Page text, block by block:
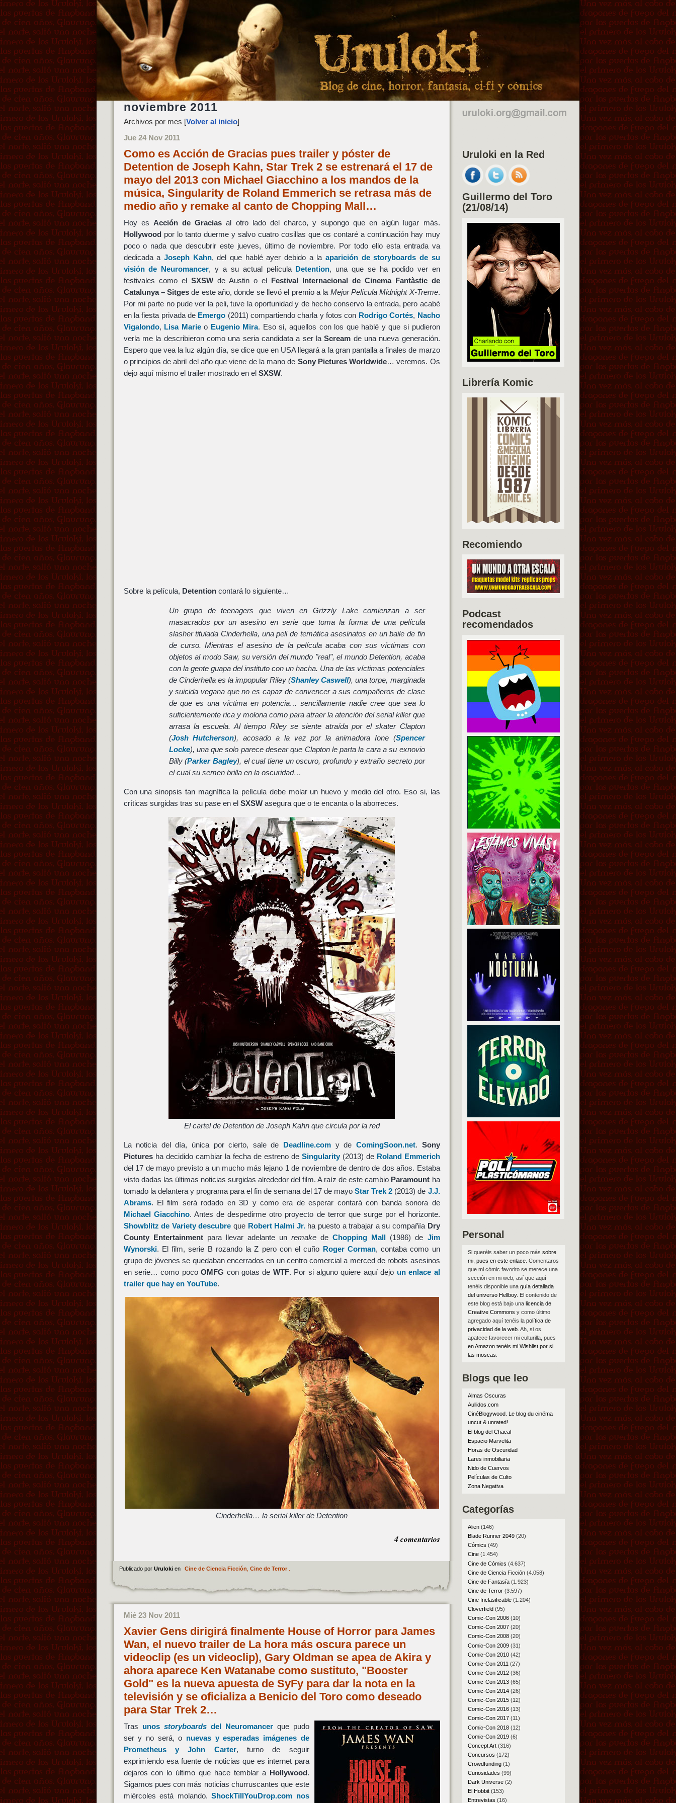
noviembre 2011
Archivos por mes [Volver al inicio]
Jue 24 Nov 2011
Como es Acción de Gracias pues trailer y póster de
Detention de Joseph Kahn, Star Trek 2 se estrenará el 17 de
mayo del 2013 con Michael Giacchino a los mandos de la
música, Singularity de Roland Emmerich se retrasa más de
medio año y remake al canto de Chopping Mall…
Hoy es Acción de Gracias al otro lado del charco, y supongo que en algún lugar más.
Hollywoodpor lo tanto duerme y salvo cuatro cosillas que os contaré a continuación hay muy
poco o nada que descubrir este jueves, último de noviembre. Por todo ello esta entrada va
dedicada a Joseph Kahn, del que hablé ayer debido a la aparición de storyboards de su
visión de Neuromancer, y a su actual película Detention, una que se ha podido ver en
festivales como el SXSWde Austin o el Festival Internacional de Cinema Fantàstic de
Catalunya – Sitges de este año, donde se llevó el premio a la Mejor Película Midnight X-Treme.
Por mi parte no pude ver la peli, tuve la oportunidad y de hecho conservo la entrada, pero acabé
en la fiesta privada de Emergo (2011) compartiendo charla y fotos con Rodrigo Cortés, Nacho
Vigalondo, Lisa Marieo Eugenio Mira. Eso si, aquellos con los que hablé y que si pudieron
verla me la describieron como una seria candidata a ser laScream de una nueva generación.
Espero que vea la luz algún día, se dice que en USA llegará a la gran pantalla a finales de marzo
o principios de abril del año que viene de la mano de Sony Pictures Worldwide… veremos. Os
dejo aquí mismo el trailer mostrado en el SXSW.
Sobre la película, Detentioncontará lo siguiente…
Un grupo de teenagers que viven en Grizzly Lake comienzan a ser
masacrados por un asesino en serie que toma la forma de una película
slasher titulada Cinderhella, una peli de temática asesinatos en un baile de fin
de curso. Mientras el asesino de la película acaba con sus víctimas con
objetos al modo Saw, su versión del mundo "real", el mundo Detention, acaba
con la gente guapa del instituto con un hacha. Una de las víctimas potenciales
de Cinderhella es la impopular Riley (Shanley Caswell), una torpe, marginada
y suicida vegana que no es capaz de convencer a sus compañeros de clase
de que es una víctima en potencia… sencillamente nadie cree que sea lo
suficientemente rica y molona como para atraer la atención del serial killer que
arrasa la escuela. Al tiempo Riley se siente atraída por el skater Clapton
(Josh Hutcherson), acosado a la vez por la animadora Ione (Spencer
Locke), una que solo parece desear que Clapton le parta la cara a su exnovio
Billy (Parker Bagley), el cual tiene un oscuro, profundo y extraño secreto por
el cual su semen brilla en la oscuridad…
Con una sinopsis tan magnífica la película debe molar un huevo y medio del otro. Eso si, las
críticas surgidas tras su pase en el SXSWasegura que o te encanta o la aborreces.
El cartel de Detention de Joseph Kahn que circula por la red
La noticia del día, única por cierto, sale de Deadline.com y de ComingSoon.net. Sony
Picturesha decidido cambiar la fecha de estreno de Singularity(2013) de Roland Emmerich
del 17 de mayo previsto a un mucho más lejano 1 de noviembre de dentro de dos años. Estaba
visto dadas las últimas noticias surgidas alrededor del film. A raíz de este cambio Paramount ha
tomado la delantera y programa para el fin de semana del 17 de mayoStar Trek 2 (2013) de J.J.
Abrams. El film será rodado en 3D y como era de esperar contará con banda sonora de
Michael Giacchino. Antes de despedirme otro proyecto de terror que surge por el horizonte.
Showblitz de Variety descubre que Robert Halmi Jr.ha puesto a trabajar a su compañía Dry
County Entertainmentpara llevar adelante unremake deChopping Mall (1986) de Jim
Wynorski. El film, serie B rozando la Z pero con el cuño Roger Corman, contaba como un
grupo de jóvenes se quedaban encerrados en un centro comercial a merced de robots asesinos
en serie… como pocoOMFG con gotas de WTF. Por si alguno quiere aquí dejo un enlace al
trailer que hay en YouTube.
Cinderhella… la serial killer de Detention
4 comentarios
Publicado por Uruloki en Cine de Ciencia Ficción Cine de Terror.
Mié 23 Nov 2011
Xavier Gens dirigirá finalmente House of Horror para James
Wan, el nuevo trailer de La hora más oscura parece un
videoclip (es un videoclip), Gary Oldman se apea de Akira y
ahora aparece Ken Watanabe como sustituto, "Booster
Gold" es la nueva apuesta de SyFy para dar la nota en la
televisión y se oficializa a Benicio del Toro como deseado
para Star Trek 2…
Tras unos storyboardsdel Neuromancerque pudo
ser y no será, o nuevas y esperadas imágenes de
Prometheus y John Carter, turno de seguir
exprimiendo esa fuente de noticias que es internet para
dejaros con lo último que hace temblar a Hollywood.
Sigamos pues con más noticias churruscantes que este
miércoles está molando.ShockTillYouDrop.com nos
Uruloki en la Red
Guillermo del Toro
(21/08/14)
Librería Komic
Recomiendo
Podcast
recomendados
Personal
Si queréis saber un poco más sobre
mi, pues en este enlace. Comentaros
que mi cómic favorito se merece una
sección en mi web, así que aquí
tenéis disponible una guía detallada
del universo Hellboy. El contenido de
este blog está bajo una licencia de
Creative Commons y como último
agregado aquí tenéis la política de
privacidad de la web. Ah, si os
apatece favorecer mi culturilla, pues
en Amazon tenéis mi Wishlist por si
las moscas
Blogs que leo
Almas Oscuras
Aullidos.com
CinéBlogywood. Le blog du cinéma
uncut & unrated!
El blog del Chacal
Espacio Marvelita
Horas de Oscuridad
Lares inmobiliaria
Nido de Cuervos
Películas de Culto
Zona Negativa
Categorías
Alien(146)
Blade Runner 2049(20)
Cómics (49)
Cine(1.454)
Cine de Cómics (4.637)
Cine de Ciencia Ficción(4.058)
Cine de Fantasía(1.923)
Cine de Terror(3.597)
Cine Inclasificable(1.204)
Cloverfield(95)
Comic-Con 2006(10)
Comic-Con 2007(20)
Comic-Con 2008(20)
Comic-Con 2009(31)
Comic-Con 2010(42)
Comic-Con 2011 (27)
Comic-Con 2012(36)
Comic-Con 2013(65)
Comic-Con 2014(26)
Comic-Con 2015(12)
Comic-Con 2016(13)
Comic-Con 2017(11)
Comic-Con 2018(12)
Comic-Con 2019(6)
Concept Art(316)
Concursos (172)
Crowdfunding(1)
Curiosidades (99)
Dark Universe(2)
El Hobbit(153)
Entrevistas (16)